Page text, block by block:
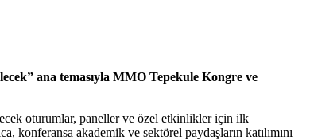
ana temasıyla MMO Tepekule Kongre ve
oturumlar, paneller ve özel etkinlikler için ilk
konferansa akademik ve sektörel paydaşların katılımını